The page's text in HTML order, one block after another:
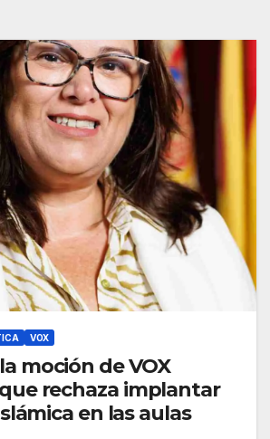
VOX
moción de VOX
rechaza implantar
en las aulas